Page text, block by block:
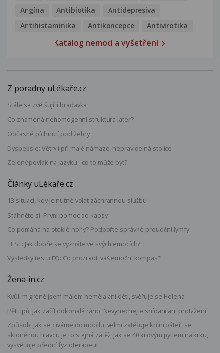
Angína
Antibiotika
Antidepresiva
Antihistaminika
Antikoncepce Antivirotika
Katalog nemocí a vyšetření
Z poradny uLékaře.cz
Stále se zvětšující bradavka
Co znamená nehomogenní struktura jater?
Občasné píchnutí pod žebry
Dyspepsie: Větry i při malé námaze, nepravidelná stolice
Zelený povlak na jazyku - co to může být?
Články uLékaře.cz
13 situací, kdy je nutné volat záchrannou službu
Stáhněte si: První pomoc do kapsy
Co pomáhá na oteklé nohy? Podpořte správné proudění lymfy
TEST: Jak dobře se vyznáte ve svých emocích?
Výsledky testu EQ: Co prozradil váš emoční kompas?
Žena-in.cz
Kvůli migréně jsem málem neměla ani děti, svěřuje se Helena
Pět tipů, jak začít dokonalé ráno. Nevynechejte snídani ani protažení
Způsob, jak se díváme do mobilu, velmi zatěžuje krční páteř, se
skloněnou hlavou je to stejná zátěž, jak se 40 kilovým pytlem na krku,
vysvětluje přední fyzioterapeut